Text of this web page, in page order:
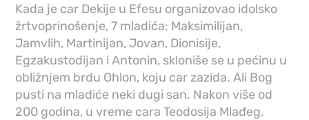
Kada je car Dekije u Efesu organizovao idolsko
žrtvoprinošenje, 7 mladića: Maksimilijan,
Jamvlih, Martinijan, Jovan, Dionisije,
Egzakustodijan i Antonin, skloniše se u pećinu u
obližnjem brdu Ohlon, koju car zazida. Ali Bog
pusti na mladiće neki dugi san. Nakon više od
200 godina, u vreme cara Teodosija Mlađeg,